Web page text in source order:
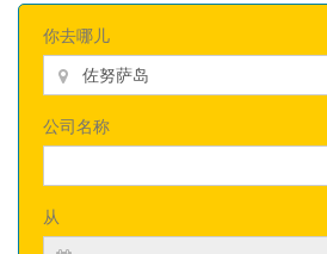
你去哪儿
公司名称
从